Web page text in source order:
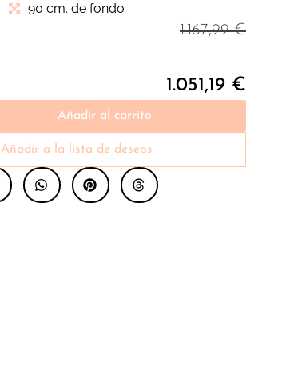
90 cm. de fondo
1.167,99€
1.051,19 €
Añadir al carrito
Añadir a la lista de deseos